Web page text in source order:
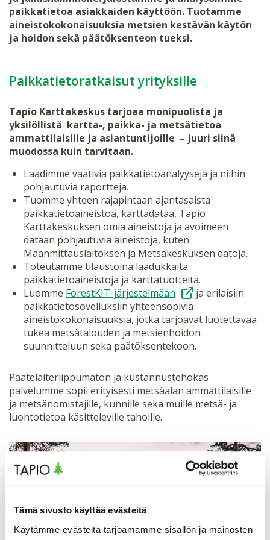
Tämä sivusto käyttää evästeitä
Käytämme evästeitä tarjoamamme sisällön ja mainosten
paikkatietoa asiakkaiden käyttöön. Tuotamme
aineistokokonaisuuksia metsien kestävän käytön
ja hoidon sekä päätöksenteon tueksi.
Paikkatietoratkaisut yrityksille
Tapio Karttakeskus tarjoaa monipuolista ja
yksilöllistä kartta-, paikka- ja metsätietoa
ammattilaisille ja asiantuntijoille – juuri siinä
muodossa kuin tarvitaan.
Laadimme vaativia paikkatietoanalyysejä ja niihin
pohjautuvia raportteja.
Tuomme yhteen rajapintaan ajantasaista
paikkatietoaineistoa, karttadataa, Tapio
Karttakeskuksen omia aineistoja ja avoimeen
dataan pohjautuvia aineistoja, kuten
Maanmittauslaitoksen ja Metsäkeskuksen datoja.
Toteutamme tilaustöinä laadukkaita
paikkatietoaineistoja ja karttatuotteita.
Luomme ForestKIT-järjestelmään
ja erilaisiin
paikkatietosovelluksiin yhteensopivia
aineistokokonaisuuksia, jotka tarjoavat luotettavaa
tukea metsätalouden ja metsienhoidon
suunnitteluun sekä päätöksentekoon.
Päätelaiteriippumaton ja kustannustehokas
palvelumme sopii erityisesti metsäalan ammattilaisille
ja metsänomistajille, kunnille sekä muille metsä- ja
luontotietoa käsitteleville tahoille.